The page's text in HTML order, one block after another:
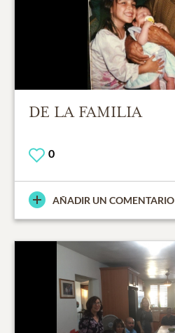
DE LA FAMILIA
0
AÑADIR UN COMENTARIO